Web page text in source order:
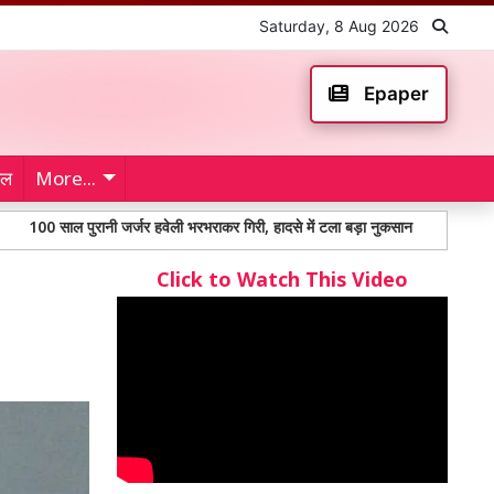
Saturday, 8 Aug 2026
Epaper
More...
पुरानी जर्जर हवेली भरभराकर गिरी, हादसे में टला बड़ा नुकसान बंतो कटारिया
Click to Watch This Video